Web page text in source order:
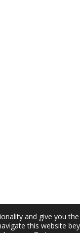
and give you
this website